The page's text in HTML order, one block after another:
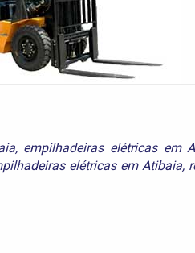
, empilhadeiras elétricas em
elétricas em Atibaia,